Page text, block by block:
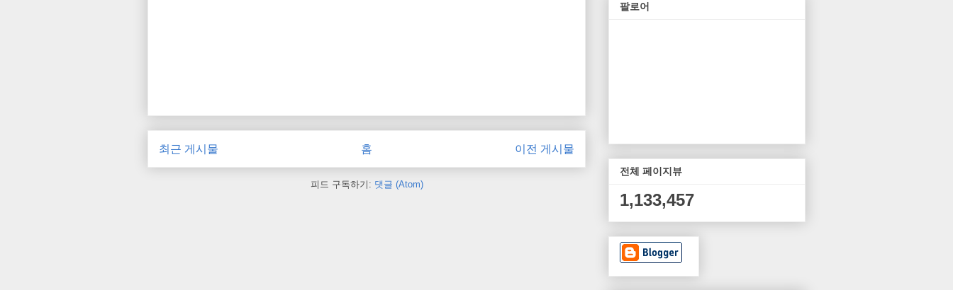
최근 게시물 이전 게시물
홈
피드 구독하기: 댓글 (Atom)
팔로어
전체 페이지뷰
1,133,457